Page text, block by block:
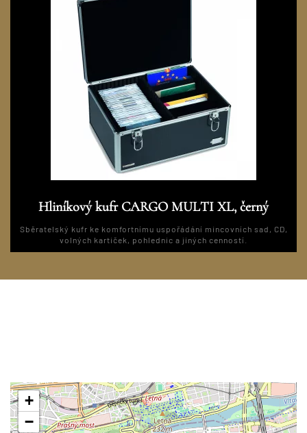
Hliníkový kufr CARGO MULTI XL, černý
Sběratelský kufr ke komfortnímu uspořádání mincovních sad, CD,
volných kartiček, pohlednic a jiných cenností.
+
−